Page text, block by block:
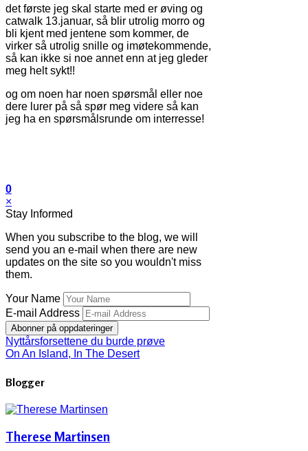
det første jeg skal starte med er øving og
catwalk 13.januar, så blir utrolig morro og
bli kjent med jentene som kommer, de
virker så utrolig snille og imøtekommende,
så kan ikke si noe annet enn at jeg gleder
meg helt sykt!!
og om noen har noen spørsmål eller noe
dere lurer på så spør meg videre så kan
jeg ha en spørsmålsrunde om interresse!
0
×
Stay Informed
When you subscribe to the blog, we will
send you an e-mail when there are new
updates on the site so you wouldn't miss
them.
Your Name
E-mail Address
Abonner på oppdateringer
Nyttårsforsettene du burde prøve
On An Island, In The Desert
Blogger
Therese Martinsen